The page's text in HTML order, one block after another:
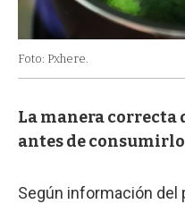
Foto: Pxhere.
La manera
antes de consumirlo
Según información del